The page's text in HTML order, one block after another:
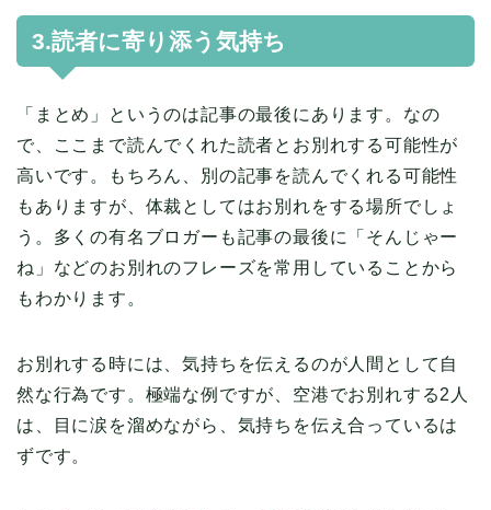
3.読者に寄り添う気持ち
「まとめ」というのは記事の最後にあります。なの
で、ここまで読んでくれた読者とお別れする可能性が
高いです。もちろん、別の記事を読んでくれる可能性
もありますが、体裁としてはお別れをする場所でしょ
う。多くの有名ブロガーも記事の最後に「そんじゃー
ね」などのお別れのフレーズを常用していることから
もわかります。
お別れする時には、気持ちを伝えるのが人間として自
然な行為です。極端な例ですが、空港でお別れする2人
は、目に涙を溜めながら、気持ちを伝え合っているは
ずです。